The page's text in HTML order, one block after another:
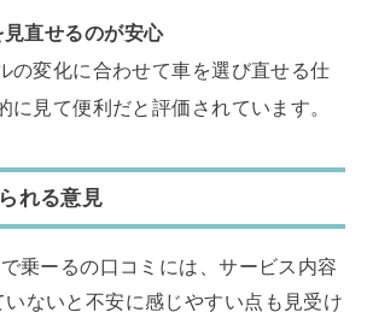
直せるのが安心
の変化に合わせて車を選び直せる仕
に見て便利だと評価されています。
れる意見
乗ーるの口コミには、サービス内容
いないと不安に感じやすい点も見受け